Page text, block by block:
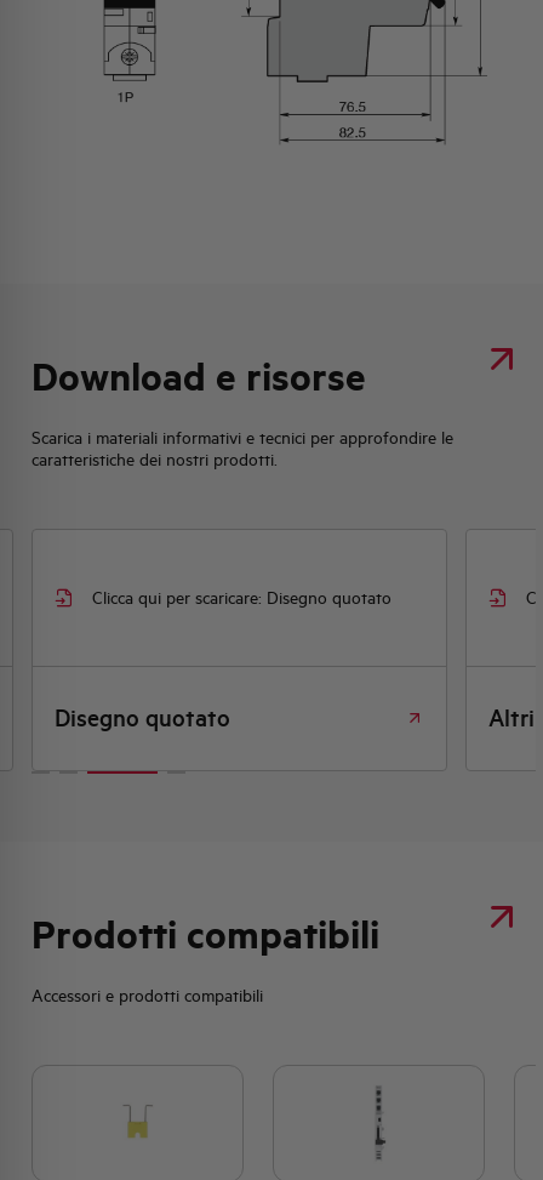
Download e risorse
Scarica i materiali informativi e tecnici per approfondire le
caratteristiche dei nostri prodotti.
quotato Clicca qui per scaricare: Altri
Altri
Prodotti compatibili
Accessori e prodotti compatibili